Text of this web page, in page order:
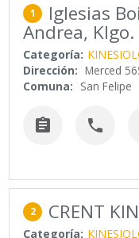
1 Iglesias
Andrea, Klgo.
Categoría:
Dirección: Merced
Comuna: San Felipe
 
2 CRENT
Categoría: